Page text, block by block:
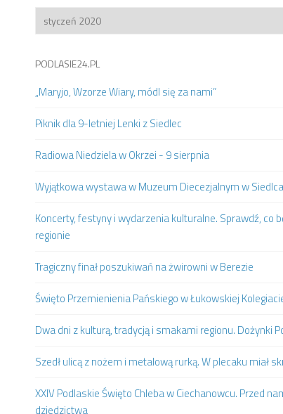
Archiwum
PODLASIE24.PL
„Maryjo, Wzorze Wiary, módl się za nami”
Piknik dla 9-letniej Lenki z Siedlec
Radiowa Niedziela w Okrzei - 9 sierpnia
Wyjątkowa wystawa w Muzeum Diecezjalnym w
Koncerty, festyny i wydarzenia kulturalne. Sprawdź, co
regionie
Tragiczny finał poszukiwań na żwirowni w Berezie
Święto Przemienienia Pańskiego w Łukowskiej
Dwa dni z kulturą, tradycją i smakami regionu. Dożynki
Szedł ulicą z nożem i metalową rurką. W plecaku miał
XXIV Podlaskie Święto Chleba w Ciechanowcu. Przed
dziedzictwa